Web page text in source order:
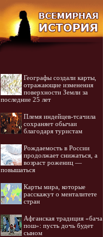
Географы создали карты,
отражающие изменения
поверхности Земли за
последние 25 лет
Племя индейцев-тсачила
сохраняет обычаи
благодаря туристам
Рождаемость в России
продолжает снижаться, а
возраст рожениц —
повышаться
Карты мира, которые
расскажут о менталитете
стран
Афганская традиция «бача
пош»: пусть дочь будет
сыном